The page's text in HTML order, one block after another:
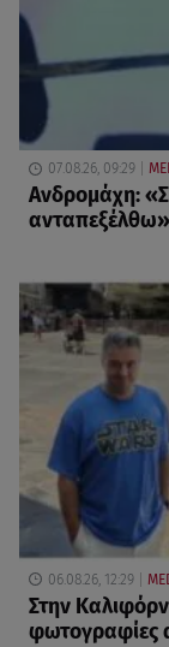
07.08.26, 09:29
Ανδρομάχη:
ανταπεξέλθω»
06.08.26, 12:29
Στην
φωτογραφίες